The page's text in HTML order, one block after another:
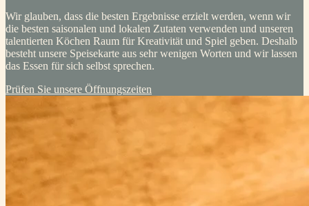
Wir glauben, dass die besten Ergebnisse erzielt werden, wenn wir
die besten saisonalen und lokalen Zutaten verwenden und unseren
talentierten Köchen Raum für Kreativität und Spiel geben. Deshalb
besteht unsere Speisekarte aus sehr wenigen Worten und wir lassen
das Essen für sich selbst sprechen.
Prüfen Sie unsere Öffnungszeiten